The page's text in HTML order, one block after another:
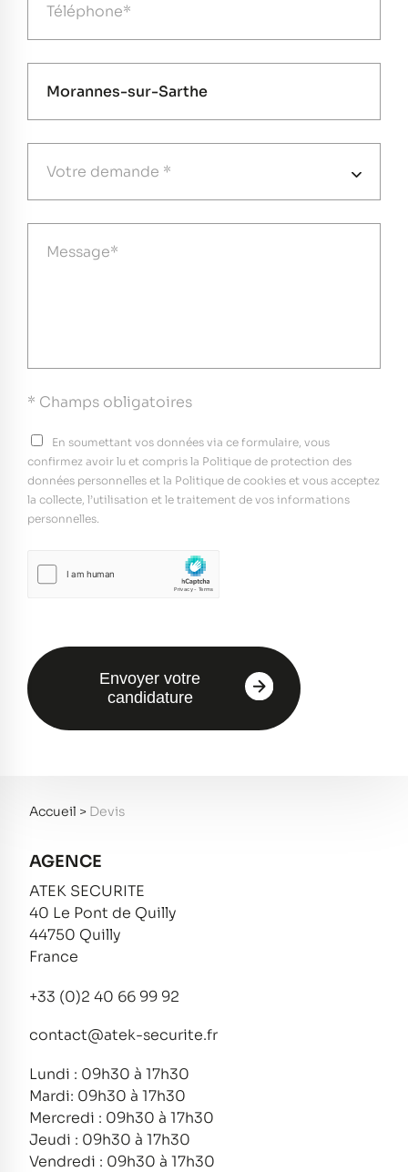
Accueil > Devis
AGENCE
ATEK SECURITE
40 Le Pont de Quilly
44750 Quilly
France
+33 (0)2 40 66 99 92
contact@atek-securite.fr
Lundi : 09h30 à 17h30
Mardi: 09h30 à 17h30
Mercredi : 09h30 à 17h30
Jeudi : 09h30 à 17h30
Vendredi : 09h30 à 17h30
* Champs obligatoires
En soumettant vos données via ce formulaire, vous
confirmez avoir lu et compris la Politique de protection des
données personnelles et la Politique de cookies et vous acceptez
la collecte, l’utilisation et le traitement de vos informations
personnelles.
Envoyer votre
candidature